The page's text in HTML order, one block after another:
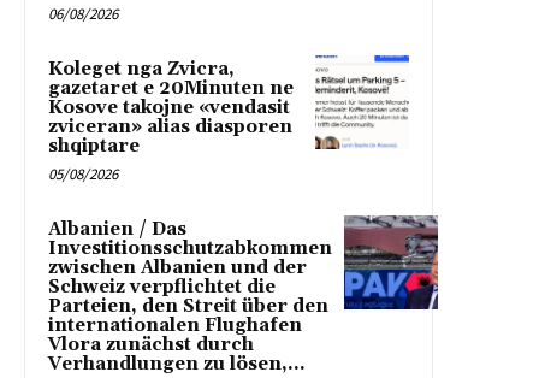
06/08/2026
Koleget nga Zvicra,
gazetaret e 20Minuten ne
Kosove takojne «vendasit
zviceran» alias diasporen
shqiptare
05/08/2026
Albanien / Das
Investitionsschutzabkommen
zwischen Albanien und der
Schweiz verpflichtet die
Parteien, den Streit über den
internationalen Flughafen
Vlora zunächst durch
Verhandlungen zu lösen,...